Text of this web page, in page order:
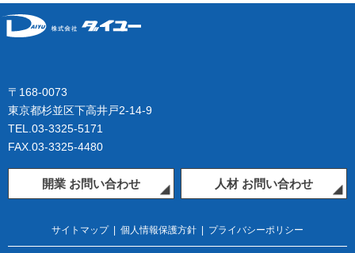
〒168-0073
東京都杉並区下高井戸2-14-9
TEL.03-3325-5171
FAX.03-3325-4480
開業 お問い合わせ 人材 お問い合わせ
サイトマップ| 個人情報保護方針 | プライバシーポリシー